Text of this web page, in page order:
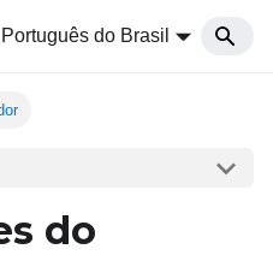
Português do Brasil
do